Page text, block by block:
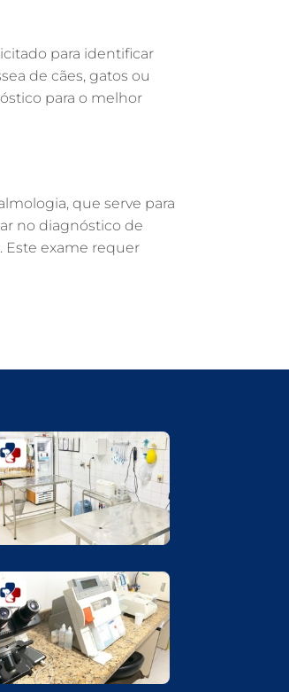
DE IMAGEM PARA PET EM
VETERINÁRIA EM
PARA PETS EM
EM ANIMAIS 24 HORAS EM
VETERINÁRIA EM GUARULHOS
VETERINÁRIA 24 HORAS EM
VETERINÁRIA GERAL EM
VETERINÁRIO EM
VETERINÁRIA EM
para identificar
de cães, gatos ou
para o melhor
que serve para
no diagnóstico de
Este exame requer